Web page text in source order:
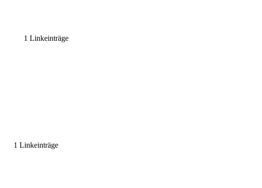
1 Linkeinträge
1 Linkeinträge